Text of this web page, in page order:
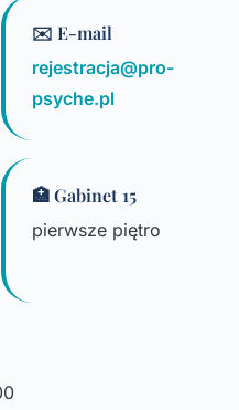
✉️ E-mail
rejestracja@pro-
psyche.pl
🏥 Gabinet 15
pierwsze piętro